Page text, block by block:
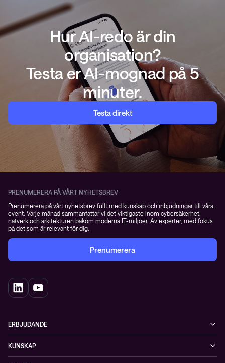
Hur AI-redo är din
organisation?
Testa er AI-mognad på 5
minuter.
Testa direkt
PRENUMERERA PÅ VÅRT NYHETSBREV
Prenumerera på vårt nyhetsbrev fullt med kunskap och inbjudningar till våra
event. Varje månad sammanfattar vi det viktigaste inom cybersäkerhet,
nätverk och arkitekturen bakom moderna IT-miljöer. Av experter, med fokus
på det som är relevant för dig.
Prenumerera
ERBJUDANDE
Datacenter & moln
KUNSKAP